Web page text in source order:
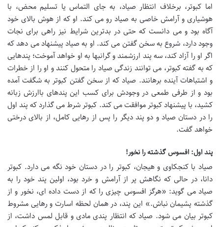
اما کبوتر، برخلاف انتظار صیاد، به جای التماس یا تسلیم محض، با
هوشیاری و آرامش خاصی به صیاد رو می کند. او که از هوش بالای خود
آگاه بود و می دانست که حتی در بدترین شرایط نیز راهی برای نجات
وجود دارد، شروع به سخن گفتن می کند. او به صیاد پیشنهاد می دهد که
اگر او را آزاد کند، سه پند ارزشمند و گرانبها به او خواهد آموخت؛ پندهایی
که به گفته کبوتر، می توانند زندگی صیاد را متحول کنند و او را از خطرات
و اشتباهات آینده برهانند. صیاد که از سخن گفتن کبوتر به شگفت آمده
بود و از طرفی طمعی در وجودش برای کسب این پندهای باارزش زبانه
کشید، با پیشنهاد کبوتر موافقت می کند. کبوتر شرط می گذارد که پند اول
را در دستان صیاد و دو پند دیگر را پس از رهایی کامل، از بالای درختی
خواهد گفت.
پند اول: افسوس گذشته را نخور!
صیاد با کنجکاوی و هیجان، کبوتر را در دستان خود نگه می دارد. کبوتر
دانا، در حالی که نگاهش پر از آرامش و خرد بود، اولین پند خود را به
صیاد می گوید: «هرگز افسوس چیزی را که از دست داده ای، نخور و از
گذشته پشیمان نباش.» این پند، در همان لحظه اسارت و رهایی مشروط
کبوتر بیان می شود. صیاد که انتظار پندی مادی و قابل لمس داشت، از